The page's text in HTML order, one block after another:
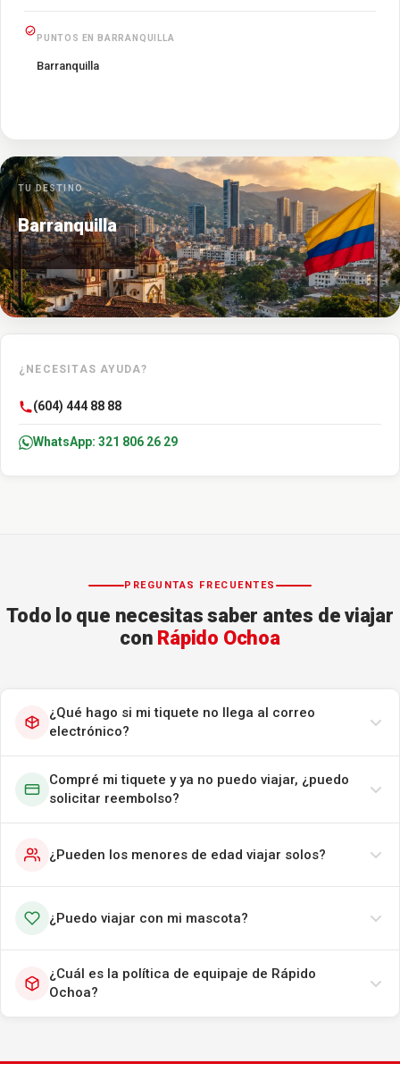
PUNTOS EN BARRANQUILLA
Barranquilla
TU DESTINO
Barranquilla
¿NECESITAS AYUDA?
(604) 444 88 88
WhatsApp: 321 806 26 29
PREGUNTAS FRECUENTES
Todo lo que necesitas saber antes de viajar
con Rápido Ochoa
¿Qué hago si mi tiquete no llega al correo
electrónico?
Compré mi tiquete y ya no puedo viajar, ¿puedo
solicitar reembolso?
¿Pueden los menores de edad viajar solos?
¿Puedo viajar con mi mascota?
¿Cuál es la política de equipaje de Rápido
Ochoa?